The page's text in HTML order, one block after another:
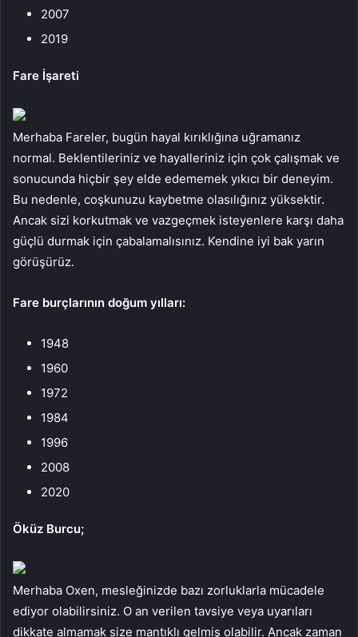
2007
2019
Fare İşareti
Merhaba Fareler, bugün hayal kırıklığına uğramanız
normal. Beklentileriniz ve hayalleriniz için çok çalışmak ve
sonucunda hiçbir şey elde edememek yıkıcı bir deneyim.
Bu nedenle, coşkunuzu kaybetme olasılığınız yüksektir.
Ancak sizi korkutmak ve vazgeçmek isteyenlere karşı daha
güçlü durmak için çabalamalısınız. Kendine iyi bak yarın
görüşürüz.
Fare burçlarının doğum yılları:
1948
1960
1972
1984
1996
2008
2020
Öküz Burcu;
Merhaba Oxen, mesleğinizde bazı zorluklarla mücadele
ediyor olabilirsiniz. O an verilen tavsiye veya uyarıları
dikkate almamak size mantıklı gelmiş olabilir. Ancak zaman